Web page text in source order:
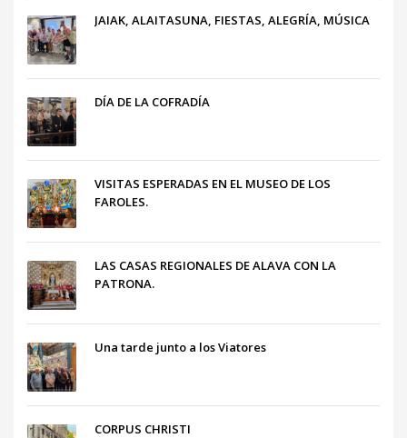
JAIAK, ALAITASUNA, FIESTAS, ALEGRÍA, MÚSICA
DÍA DE LA COFRADÍA
VISITAS ESPERADAS EN EL MUSEO DE LOS
FAROLES.
LAS CASAS REGIONALES DE ALAVA CON LA
PATRONA.
Una tarde junto a los Viatores
CORPUS CHRISTI